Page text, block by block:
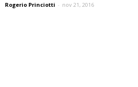
Rogerio Princiotti - nov 21, 2016